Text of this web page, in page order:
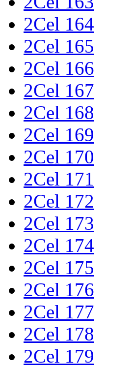
2Cel 164
2Cel 165
2Cel 166
2Cel 167
2Cel 168
2Cel 169
2Cel 170
2Cel 171
2Cel 172
2Cel 173
2Cel 174
2Cel 175
2Cel 176
2Cel 177
2Cel 178
2Cel 179